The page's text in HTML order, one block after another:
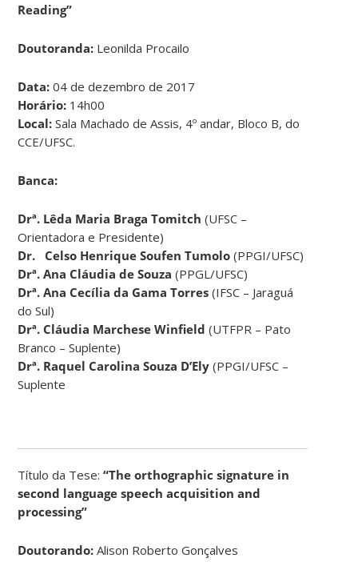
Reading”
Doutoranda: Leonilda Procailo
Data: 04 de dezembro de 2017
Horário: 14h00
Local:Sala Machado de Assis, 4º andar, Bloco B, do
CCE/UFSC.
Banca:
Drª. Lêda Maria Braga Tomitch(UFSC –
Orientadora e Presidente)
Dr. Celso Henrique Soufen Tumolo (PPGI/UFSC)
Drª. Ana Cláudia de Souza (PPGL/UFSC)
Drª. Ana Cecília da Gama Torres(IFSC – Jaraguá
do Sul)
Drª. Cláudia Marchese Winfield (UTFPR – Pato
Branco – Suplente)
Drª. Raquel Carolina Souza D’Ely(PPGI/UFSC –
Suplente
Título da Tese:“The orthographic signature in
second language speech acquisition and
processing”
Doutorando: Alison Roberto Gonçalves